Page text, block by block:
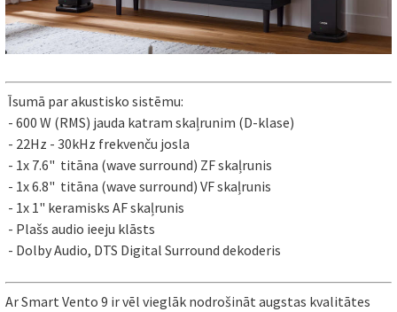
Īsumā par akustisko sistēmu:
- 600 W (RMS) jauda katram skaļrunim (D-klase)
- 22Hz - 30kHz frekvenču josla
- 1x 7.6" titāna (wave surround) ZF skaļrunis
- 1x 6.8" titāna (wave surround) VF skaļrunis
- 1x 1" keramisks AF skaļrunis
- Plašs audio ieeju klāsts
- Dolby Audio, DTS Digital Surround dekoderis
Ar Smart Vento 9 ir vēl vieglāk nodrošināt augstas kvalitātes